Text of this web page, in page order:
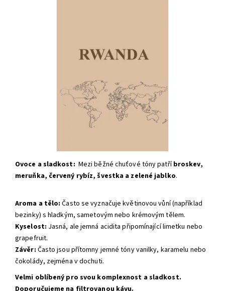
Ovoce a sladkost: Mezi běžné chuťové tóny patříbroskev,
meruňka, červený rybíz, švestka a zelené jablko.
Aroma a tělo: Často se vyznačuje květinovou vůní (například
bezinky) s hladkým, sametovým nebo krémovým tělem.
Kyselost: Jasná, ale jemná acidita připomínající limetku nebo
grapefruit.
Závěr: Často jsou přítomny jemné tóny vanilky, karamelu nebo
čokolády, zejména v dochuti.
Velmi oblíbený pro svou komplexnost a sladkost.